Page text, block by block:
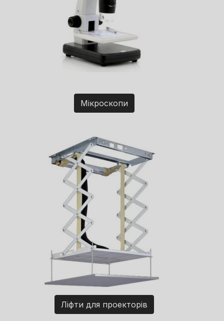
Мікроскопи
Ліфти для проекторів